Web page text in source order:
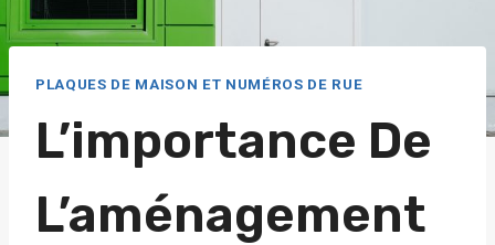
PLAQUES DE MAISON ET NUMÉROS DE RUE
L’importance De
L’aménagement